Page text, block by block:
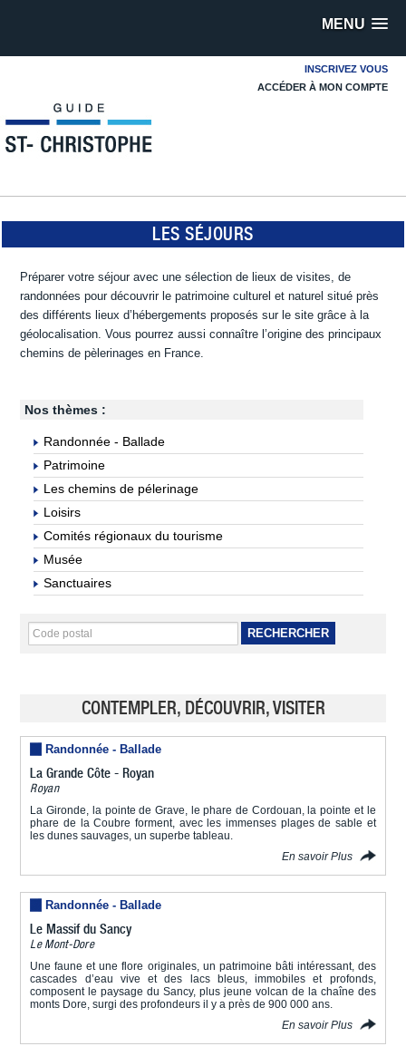
MENU
INSCRIVEZ VOUS
ACCÉDER À MON COMPTE
LES SÉJOURS
Préparer votre séjour avec une sélection de lieux de visites, de
randonnées pour découvrir le patrimoine culturel et naturel situé près
des différents lieux d’hébergements proposés sur le site grâce à la
géolocalisation. Vous pourrez aussi connaître l’origine des principaux
chemins de pèlerinages en France.
Nos thèmes :
Randonnée - Ballade
Patrimoine
Les chemins de pélerinage
Loisirs
Comités régionaux du tourisme
Musée
Sanctuaires
RECHERCHER
CONTEMPLER, DÉCOUVRIR, VISITER
Randonnée - Ballade
La Grande Côte - Royan
Royan
La Gironde, la pointe de Grave, le phare de Cordouan, la pointe et le
phare de la Coubre forment, avec les immenses plages de sable et
les dunes sauvages, un superbe tableau.
En savoir Plus
Randonnée - Ballade
Le Massif du Sancy
Le Mont-Dore
Une faune et une flore originales, un patrimoine bâti intéressant, des
cascades d’eau vive et des lacs bleus, immobiles et profonds,
composent le paysage du Sancy, plus jeune volcan de la chaîne des
monts Dore, surgi des profondeurs il y a près de 900 000 ans.
En savoir Plus